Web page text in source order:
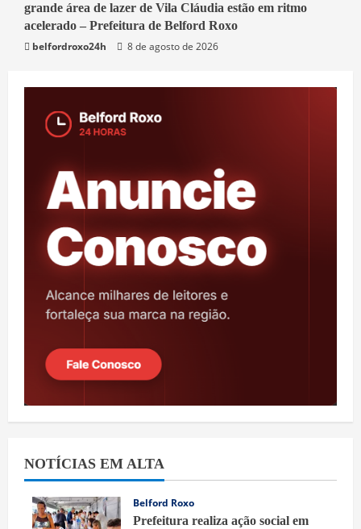
Belford Roxo
grande área de lazer de Vila Cláudia estão em ritmo
acelerado – Prefeitura de Belford Roxo
belfordroxo24h
8 de agosto de 2026
NOTÍCIAS EM ALTA
Belford Roxo
Prefeitura realiza ação social em